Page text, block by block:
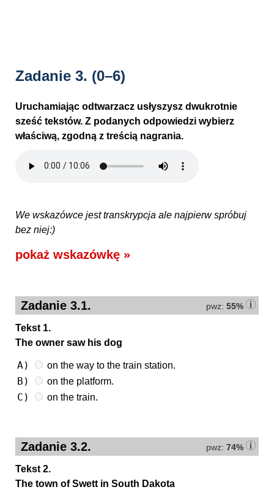
Zadanie 3. (0–6)
Uruchamiając odtwarzacz usłyszysz dwukrotnie
sześć tekstów. Z podanych odpowiedzi wybierz
właściwą, zgodną z treścią nagrania.
We wskazówce jest transkrypcja ale najpierw spróbuj
bez niej:)
pokaż wskazówkę »
pwz: 55%
Zadanie 3.1.
Tekst 1.
The owner saw his dog
A) on the way to the train station.
B) on the platform.
C) on the train.
pwz: 74%
Zadanie 3.2.
Tekst 2.
The town of Swett in South Dakota